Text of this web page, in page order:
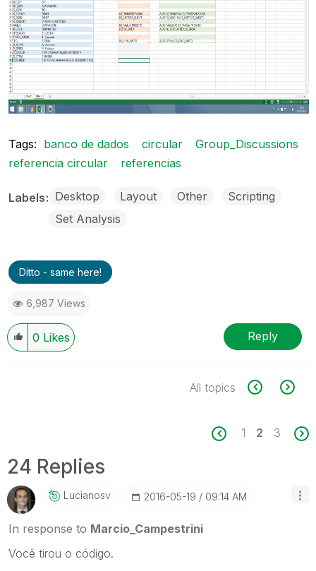
Tags: banco de dados circular
Group_Discussions
referencia circular
referencias
Labels Desktop Layout Other
Scripting
Set Analysis
Ditto - same here!
6,987 Views
0 Likes Reply
All topics
1 2 3
24 Replies
Lucianosv ‎2016-05-19 09:14 AM
In response to Marcio_Campestrini
Você tirou o código.